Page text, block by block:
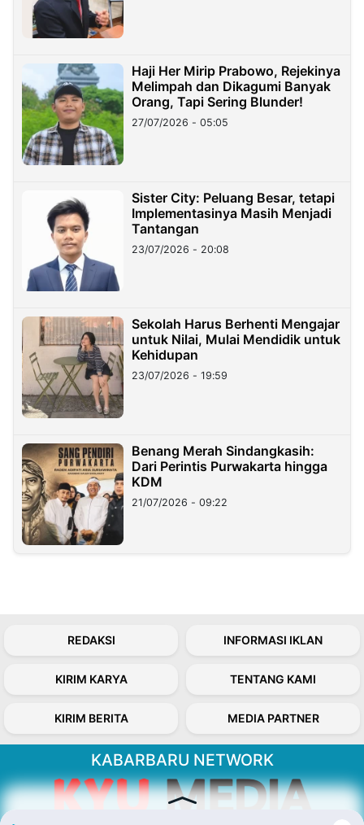
Haji Her Mirip Prabowo, Rejekinya
Melimpah dan Dikagumi Banyak
Orang, Tapi Sering Blunder!
27/07/2026 - 05:05
Sister City: Peluang Besar, tetapi
Implementasinya Masih Menjadi
Tantangan
23/07/2026 - 20:08
Sekolah Harus Berhenti Mengajar
untuk Nilai, Mulai Mendidik untuk
Kehidupan
23/07/2026 - 19:59
Benang Merah Sindangkasih:
Dari Perintis Purwakarta hingga
KDM
21/07/2026 - 09:22
REDAKSI INFORMASI IKLAN
KIRIM KARYA TENTANG KAMI
KIRIM BERITA MEDIA PARTNER
KABARBARU NETWORK